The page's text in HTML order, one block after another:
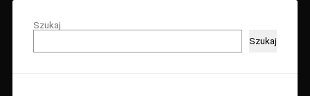
Szukaj
Szukaj